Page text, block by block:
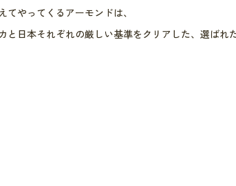
2月下旬〜3月上旬
てやってくるアーモンドは、
と日本それぞれの厳しい基準をクリアした、選ばれ